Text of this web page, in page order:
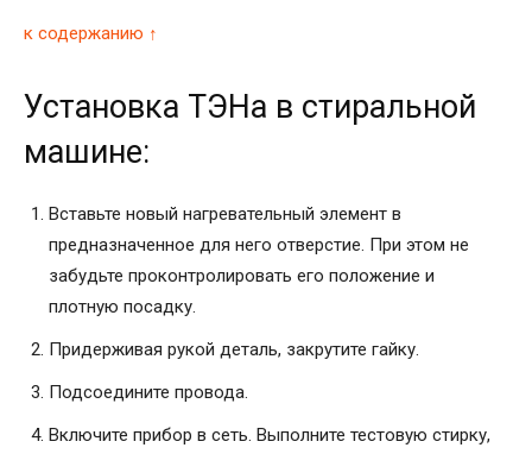
к содержанию ↑
Установка ТЭНа в стиральной
машине:
Вставьте новый нагревательный элемент в
предназначенное для него отверстие. При этом не
забудьте проконтролировать его положение и
плотную посадку.
Придерживая рукой деталь, закрутите гайку.
Подсоедините провода.
Включите прибор в сеть. Выполните тестовую стирку,